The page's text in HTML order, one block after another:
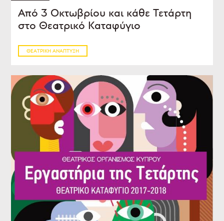
Από 3 Οκτωβρίου και κάθε Τετάρτη
στο Θεατρικό Καταφύγιο
ΘΕΑΤΡΙΚΉ ΑΝΆΠΤΥΞΗ